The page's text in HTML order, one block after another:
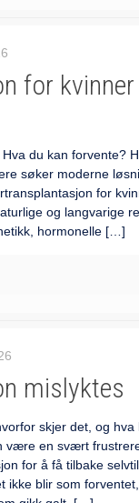
for
du kan forvente?
søker moderne
for
og langvarige
hormonelle […]
mislyktes
skjer det, og
være en svært
for å få tilbake
ikke blir som